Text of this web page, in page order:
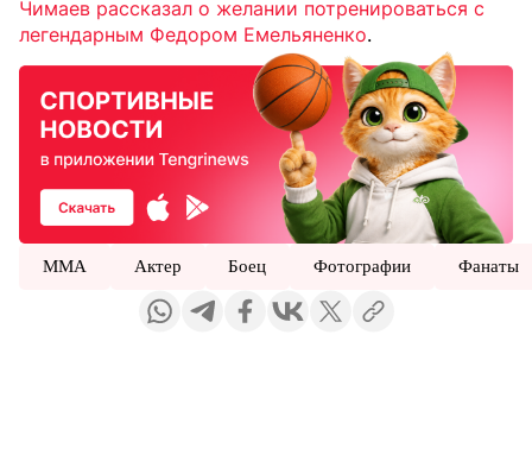
Чимаев рассказал о желании потренироваться с
легендарным Федором Емельяненко.
MMA Актер Боец Фотографии Фанаты